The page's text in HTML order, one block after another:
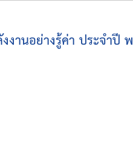
งานอย่างรู้ค่า ประจำ